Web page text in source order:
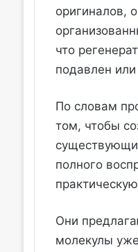
оригиналов,
что
подавлен
По словам
том, чтобы
полного
Они
молекулы